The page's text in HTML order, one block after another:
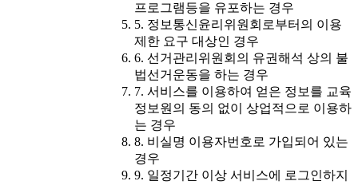
프로그램등을 유포하는 경우
5. 정보통신윤리위원회로부터의 이용
제한 요구 대상인 경우
6. 선거관리위원회의 유권해석 상의 불
법선거운동을 하는 경우
7. 서비스를 이용하여 얻은 정보를 교육
정보원의 동의 없이 상업적으로 이용하
는 경우
8. 비실명 이용자번호로 가입되어 있는
경우
9. 일정기간 이상 서비스에 로그인하지